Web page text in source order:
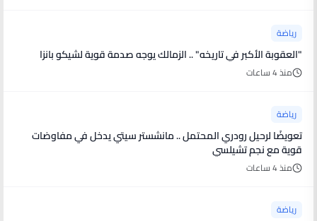
رياضة
"العقوبة الأكبر في تاريخه" .. الزمالك يوجه صدمة قوية لشيكو بانزا
منذ 4 ساعات
رياضة
تعويضًا لرحيل رودري المحتمل .. مانشستر سيتي يدخل في مفاوضات
قوية مع نجم تشيلسي
منذ 4 ساعات
رياضة